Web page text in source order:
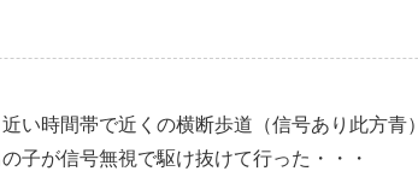
い時間帯で近くの横断歩道（信号あり此方青）
子が信号無視で駆け抜けて行った・・・